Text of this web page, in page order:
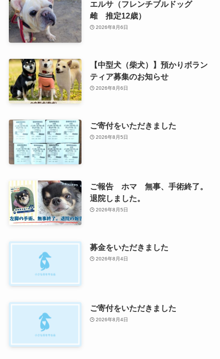
エルサ（フレンチブルドッグ
雌 推定12歳）
2026年8月6日
【中型犬（柴犬）】預かりボラン
ティア募集のお知らせ
2026年8月6日
ご寄付をいただきました
2026年8月5日
ご報告 ホマ 無事、手術終了。
退院しました。
2026年8月5日
募金をいただきました
2026年8月4日
ご寄付をいただきました
2026年8月4日